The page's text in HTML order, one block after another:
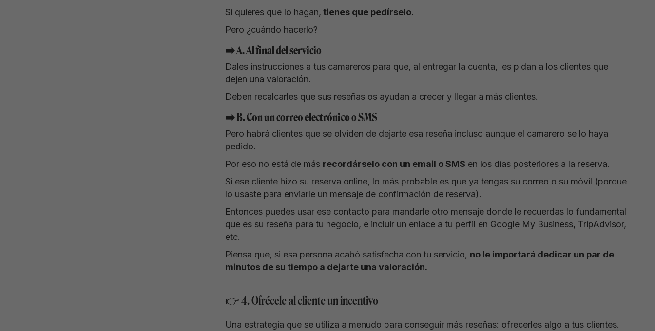
Si quieres que lo hagan, tienes que pedírselo.
Pero ¿cuándo hacerlo?
➡️ A. Al final del servicio
Dales instrucciones a tus camareros para que, al entregar la cuenta, les pidan a los clientes que
dejen una valoración.
Deben recalcarles que sus reseñas os ayudan a crecer y llegar a más clientes.
➡️ B. Con un correo electrónico o SMS
Pero habrá clientes que se olviden de dejarte esa reseña incluso aunque el camarero se lo haya
pedido.
Por eso no está de más recordárselo con un email o SMS en los días posteriores a la reserva.
Si ese cliente hizo su reserva online, lo más probable es que ya tengas su correo o su móvil (porque
lo usaste para enviarle un mensaje de confirmación de reserva).
Entonces puedes usar ese contacto para mandarle otro mensaje donde le recuerdas lo fundamental
que es su reseña para tu negocio, e incluir un enlace a tu perfil en Google My Business, TripAdvisor,
etc.
Piensa que, si esa persona acabó satisfecha con tu servicio, no le importará dedicar un par de
minutos de su tiempo a dejarte una valoración.
👉 4. Ofrécele al cliente un incentivo
Una estrategia que se utiliza a menudo para conseguir más reseñas: ofrecerles algo a tus clientes.